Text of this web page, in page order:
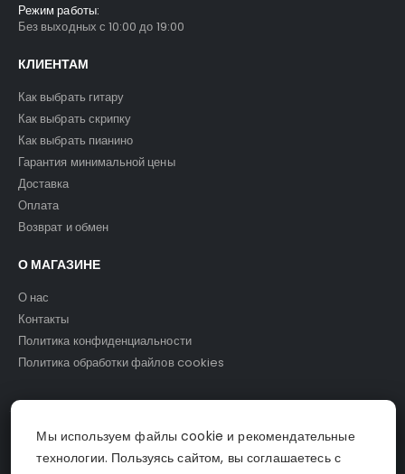
Режим работы:
Без выходных с 10:00 до 19:00
КЛИЕНТАМ
Как выбрать гитару
Как выбрать скрипку
Как выбрать пианино
Гарантия минимальной цены
Доставка
Оплата
Возврат и обмен
О МАГАЗИНЕ
О нас
Контакты
Политика конфиденциальности
Политика обработки файлов cookies
© Светомузыка. 2025.
Мы используем файлы cookie и рекомендательные
технологии. Пользуясь сайтом, вы соглашаетесь с